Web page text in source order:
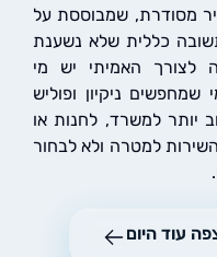
שמבוססת על
שלא נשענת
יש מי
ניקיון ופוליש
לחנות או
ולא לבחור